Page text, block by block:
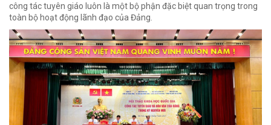
công tác tuyên giáo luôn là một bộ phận đặc biệt quan trọng trong
toàn bộ hoạt động lãnh đạo của Đảng.